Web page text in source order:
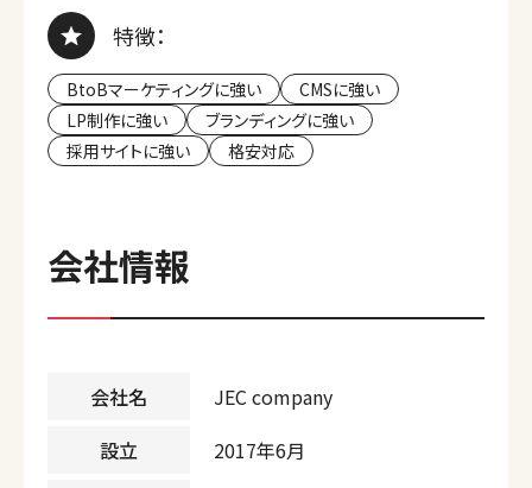
特徴：
BtoBマーケティングに強い
CMSに強い
LP制作に強い
ブランディングに強い
採用サイトに強い
格安対応
会社情報
会社名
JEC company
設立
2017年6月